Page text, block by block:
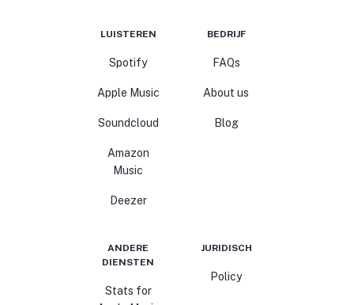
LUISTEREN
Spotify
Apple Music
Soundcloud
Amazon
Music
Deezer
BEDRIJF
FAQs
About us
Blog
ANDERE
DIENSTEN
Stats for
JURIDISCH
Policy